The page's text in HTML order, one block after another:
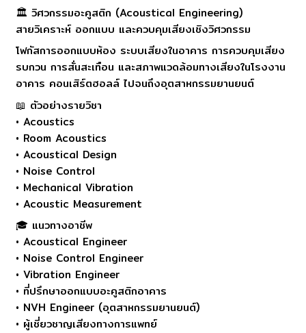
🏛 วิศวกรรมอะคูสติก (Acoustical Engineering)
สายวิเคราะห์ ออกแบบ และควบคุมเสียงเชิงวิศวกรรม
โฟกัสการออกแบบห้อง ระบบเสียงในอาคาร การควบคุมเสียง
รบกวน การสั่นสะเทือน และสภาพแวดล้อมทางเสียงในโรงงาน
อาคาร คอนเสิร์ตฮอลล์ ไปจนถึงอุตสาหกรรมยานยนต์
📖 ตัวอย่างรายวิชา
• Acoustics
• Room Acoustics
• Acoustical Design
• Noise Control
• Mechanical Vibration
• Acoustic Measurement
🎓 แนวทางอาชีพ
• Acoustical Engineer
• Noise Control Engineer
• Vibration Engineer
• ที่ปรึกษาออกแบบอะคูสติกอาคาร
• NVH Engineer (อุตสาหกรรมยานยนต์)
• ผู้เชี่ยวชาญเสียงทางการแพทย์